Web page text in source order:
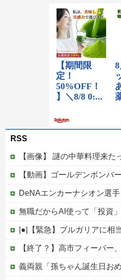
RSS
【画像】 謎の中華料理来たったｗｗｗ ＆ 【悲
【動画】ゴールデンボンバーのライブ中に激
DeNAエンカーナシオン選手、守備について「いくら得点しても、エラーを重ねれば逆転され
無職だからAI使って「投資」で
|●|【緊急】ブルガリアに相当な量の爆発物搭載したドローンが侵入！ルー
【終了？】高市フィーバー、一転して”高市ショック
義両親「孫ちゃん誕生日おめでと～」私「（それだけ…？）」頻繁に会って孫も見せてるのにプレ